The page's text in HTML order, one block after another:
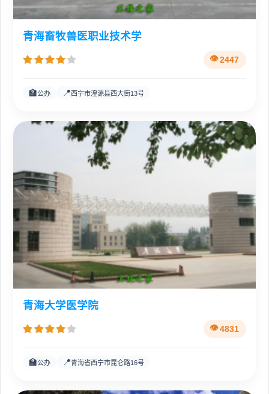
青海畜牧兽医职业技术学
2447
🏫公办 📍西宁市湟源县西大街13号
青海大学医学院
4831
🏫公办 📍青海省西宁市昆仑路16号